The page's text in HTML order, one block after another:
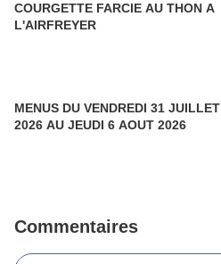
COURGETTE FARCIE AU THON A
L'AIRFREYER
MENUS DU VENDREDI 31 JUILLET
2026 AU JEUDI 6 AOUT 2026
Commentaires